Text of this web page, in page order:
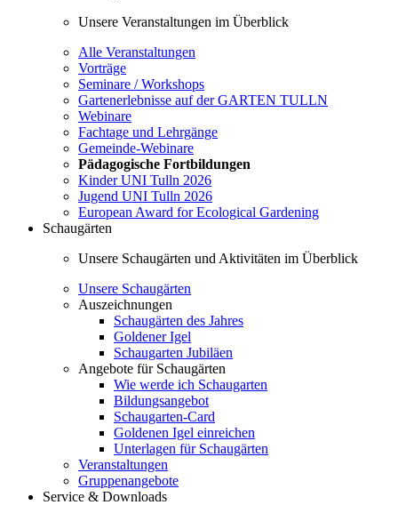
Unsere Veranstaltungen im Überblick
Alle Veranstaltungen
Vorträge
Seminare / Workshops
Gartenerlebnisse auf der GARTEN TULLN
Webinare
Fachtage und Lehrgänge
Gemeinde-Webinare
Pädagogische Fortbildungen
Kinder UNI Tulln 2026
Jugend UNI Tulln 2026
European Award for Ecological Gardening
Schaugärten
Unsere Schaugärten und Aktivitäten im Überblick
Unsere Schaugärten
Auszeichnungen
Schaugärten des Jahres
Goldener Igel
Schaugarten Jubiläen
Angebote für Schaugärten
Wie werde ich Schaugarten
Bildungsangebot
Schaugarten-Card
Goldenen Igel einreichen
Unterlagen für Schaugärten
Veranstaltungen
Gruppenangebote
Service & Downloads